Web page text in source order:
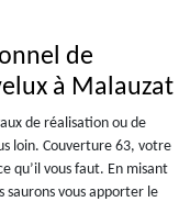
de
à Malauzat
de réalisation ou de
loin. Couverture 63, votre
qu’il vous faut. En misant
vous apporter le